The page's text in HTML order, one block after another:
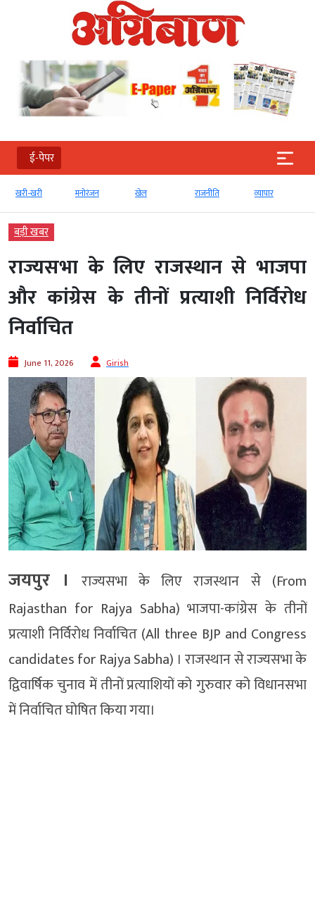
ई-पेपर
खरी-खरी मनोरंजन खेल राजनीति व्‍यापार
बड़ी खबर
राज्यसभा के लिए राजस्थान से भाजपा
और कांग्रेस के तीनों प्रत्याशी निर्विरोध
निर्वाचित
June 11, 2026 Girish
जयपुर ।
राज्यसभा के लिए राजस्थान से (From
Rajasthan for Rajya Sabha) भाजपा-कांग्रेस के तीनों
प्रत्याशी निर्विरोध निर्वाचित (All three BJP and Congress
candidates for Rajya Sabha) । राजस्थान से राज्यसभा के
‌द्विवार्षिक चुनाव में तीनों प्रत्याशियों को गुरुवार को विधानसभा
में निर्वाचित घोषित किया गया।